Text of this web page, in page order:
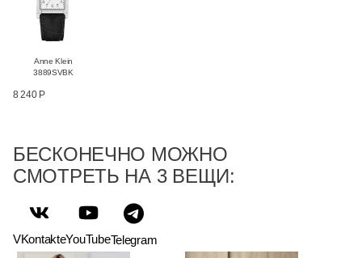
Anne Klein
3889SVBK
8 240 Р
БЕСКОНЕЧНО МОЖНО
СМОТРЕТЬ НА 3 ВЕЩИ:
VKontakteYouTubeTelegram